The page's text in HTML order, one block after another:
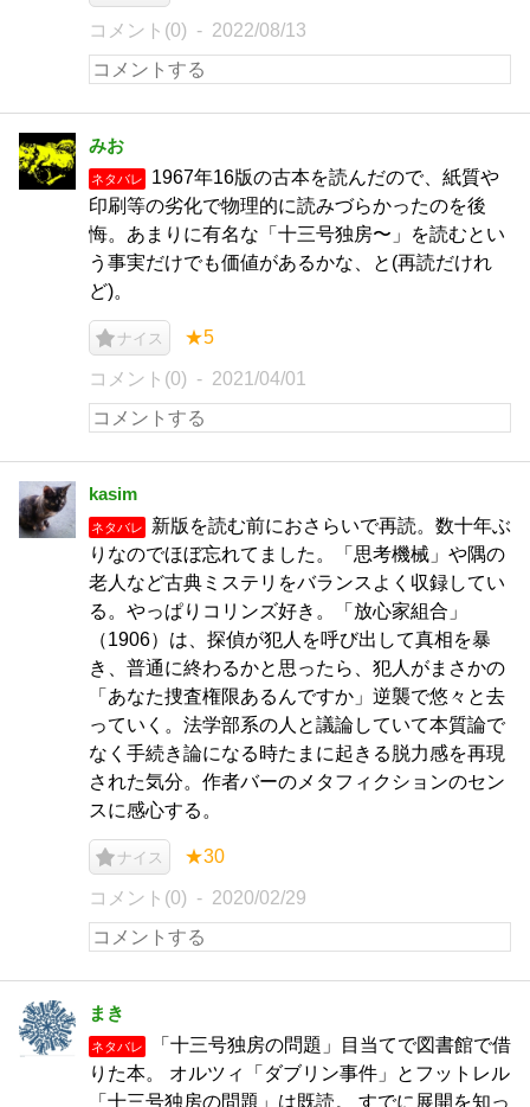
コメント(0) 2022/08/13
みお
ネタバレ
1967年16版の古本を読んだので、紙質や
印刷等の劣化で物理的に読みづらかったのを後
悔。あまりに有名な「十三号独房〜」を読むとい
う事実だけでも価値があるかな、と(再読だけれ
ど)。
ナイス ★5
コメント(0) 2021/04/01
kasim
ネタバレ
新版を読む前におさらいで再読。数十年ぶ
りなのでほぼ忘れてました。「思考機械」や隅の
老人など古典ミステリをバランスよく収録してい
る。やっぱりコリンズ好き。「放心家組合」
（1906）は、探偵が犯人を呼び出して真相を暴
き、普通に終わるかと思ったら、犯人がまさかの
「あなた捜査権限あるんですか」逆襲で悠々と去
っていく。法学部系の人と議論していて本質論で
なく手続き論になる時たまに起きる脱力感を再現
された気分。作者バーのメタフィクションのセン
スに感心する。
ナイス ★30
コメント(0) 2020/02/29
まき
ネタバレ
「十三号独房の問題」目当てで図書館で借
りた本。 オルツィ「ダブリン事件」とフットレル
「十三号独房の問題」は既読。 すでに展開を知っ